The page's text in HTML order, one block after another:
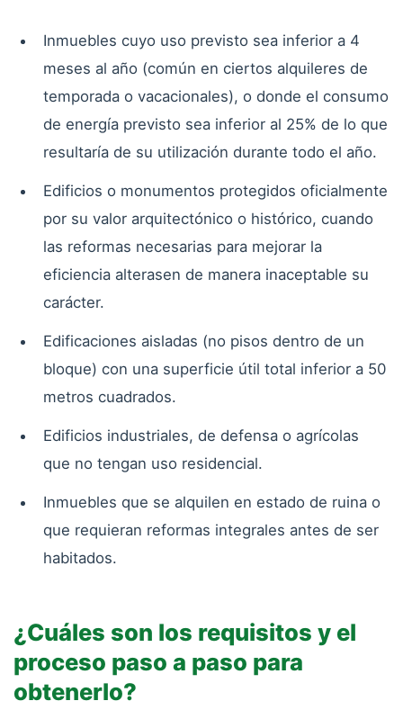
Inmuebles cuyo uso previsto sea inferior a 4
meses al año (común en ciertos alquileres de
temporada o vacacionales), o donde el consumo
de energía previsto sea inferior al 25% de lo que
resultaría de su utilización durante todo el año.
Edificios o monumentos protegidos oficialmente
por su valor arquitectónico o histórico, cuando
las reformas necesarias para mejorar la
eficiencia alterasen de manera inaceptable su
carácter.
Edificaciones aisladas (no pisos dentro de un
bloque) con una superficie útil total inferior a 50
metros cuadrados.
Edificios industriales, de defensa o agrícolas
que no tengan uso residencial.
Inmuebles que se alquilen en estado de ruina o
que requieran reformas integrales antes de ser
habitados.
¿Cuáles son los requisitos y el
proceso paso a paso para
obtenerlo?